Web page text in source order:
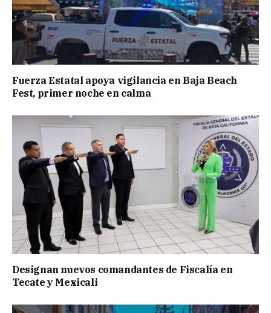
Fuerza Estatal apoya vigilancia en Baja Beach
Fest, primer noche en calma
Designan nuevos comandantes de Fiscalía en
Tecate y Mexicali